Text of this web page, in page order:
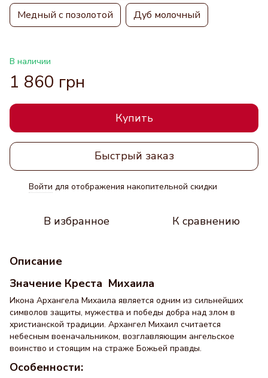
Медный с позолотой Дуб молочный
В наличии
1 860 грн
Купить
Быстрый заказ
Войти для отображения накопительной скидки
В избранное К сравнению
Описание
Значение Креста Михаила
Икона Архангела Михаила является одним из сильнейших
символов защиты, мужества и победы добра над злом в
христианской традиции. Архангел Михаил считается
небесным военачальником, возглавляющим ангельское
воинство и стоящим на страже Божьей правды.
Особенности: